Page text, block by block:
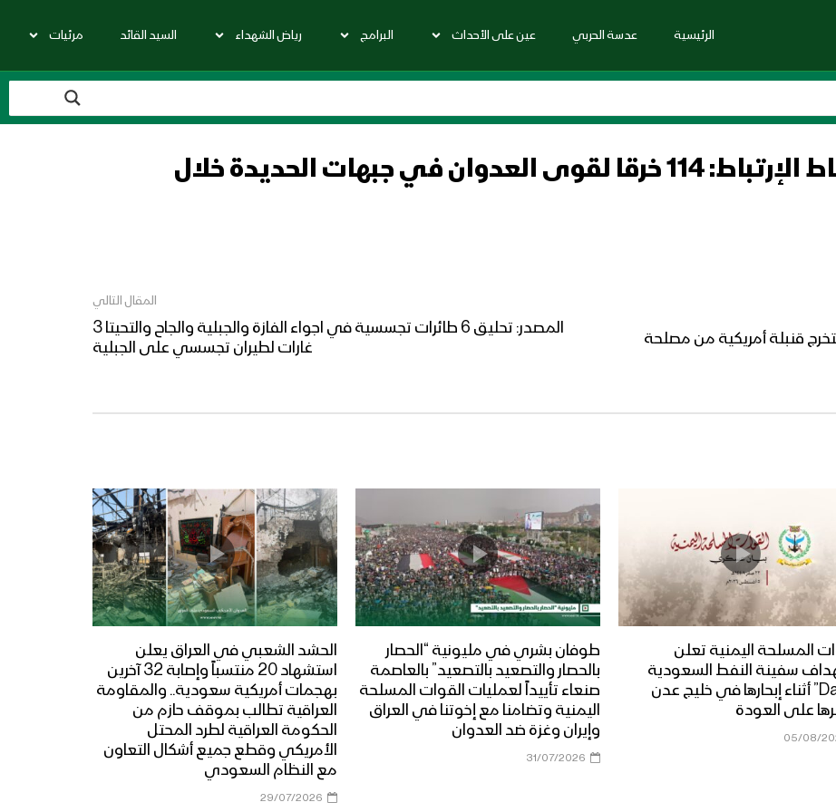
الرئيسية عدسة الحربي عين على الأحداث البرامج رياض الشهداء السيد القائد مرئيات
مصدر في غرفة عمليات ضباط الإرتباط: 114 خرقا لقوى العدوان في جبهات الحديدة خلال
قنبلة أمريكية من مصلحة
المقال التالي
المصدر: تحليق 6 طائرات تجسسية في اجواء الفازة والجبلية والجاح والتحيتا 3
غارات لطيران تجسسي على الجبلية
المسلحة اليمنية تعلن
سفينة النفط السعودية
“Daisy” أثناء إبحارها في خليج عدن
على العودة
05/08/
طوفان بشري في مليونية “الحصار
بالحصار والتصعيد بالتصعيد” بالعاصمة
صنعاء تأييداً لعمليات القوات المسلحة
اليمنية وتضامنا مع إخوتنا في العراق
وإيران وغزة ضد العدوان
31/07/2026
الحشد الشعبي في العراق يعلن
استشهاد 20 منتسباً وإصابة 32 آخرين
بهجمات أمريكية سعودية.. والمقاومة
العراقية تطالب بموقف حازم من
الحكومة العراقية لطرد المحتل
الأمريكي وقطع جميع أشكال التعاون
مع النظام السعودي
29/07/2026